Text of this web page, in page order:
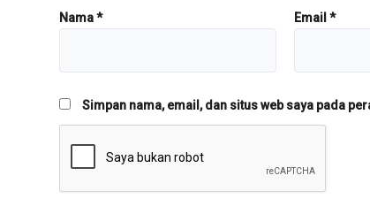
Nama* Email *
Simpan nama, email, dan situs web saya pada